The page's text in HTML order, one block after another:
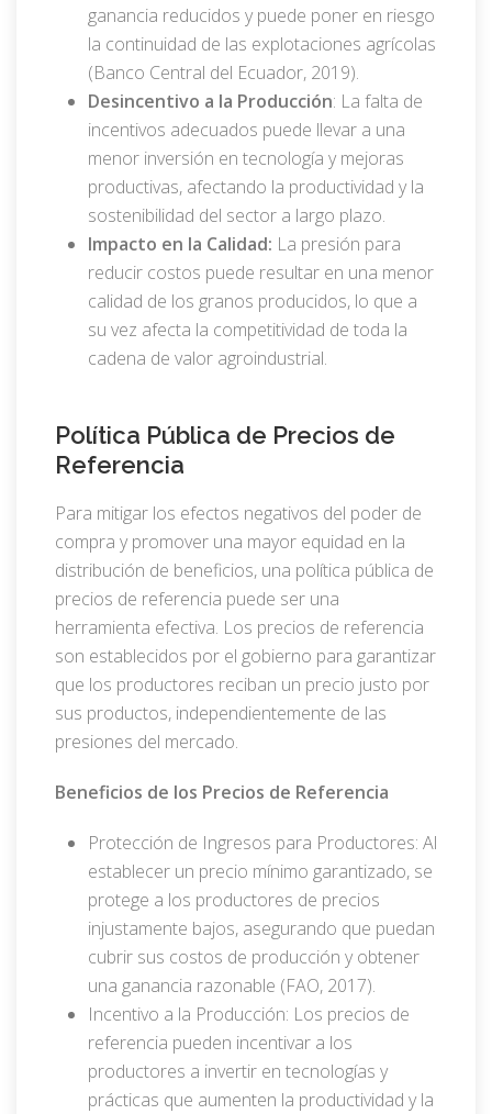
ganancia reducidos y puede poner en riesgo
la continuidad de las explotaciones agrícolas
(Banco Central del Ecuador, 2019).
Desincentivo a la Producción: La falta de
incentivos adecuados puede llevar a una
menor inversión en tecnología y mejoras
productivas, afectando la productividad y la
sostenibilidad del sector a largo plazo.
Impacto en la Calidad: La presión para
reducir costos puede resultar en una menor
calidad de los granos producidos, lo que a
su vez afecta la competitividad de toda la
cadena de valor agroindustrial.
Política Pública de Precios de
Referencia
Para mitigar los efectos negativos del poder de
compra y promover una mayor equidad en la
distribución de beneficios, una política pública de
precios de referencia puede ser una
herramienta efectiva. Los precios de referencia
son establecidos por el gobierno para garantizar
que los productores reciban un precio justo por
sus productos, independientemente de las
presiones del mercado.
Beneficios de los Precios de Referencia
Protección de Ingresos para Productores: Al
establecer un precio mínimo garantizado, se
protege a los productores de precios
injustamente bajos, asegurando que puedan
cubrir sus costos de producción y obtener
una ganancia razonable (FAO, 2017).
Incentivo a la Producción: Los precios de
referencia pueden incentivar a los
productores a invertir en tecnologías y
prácticas que aumenten la productividad y la